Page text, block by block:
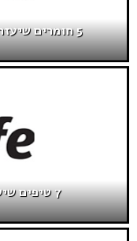
5 חומרים שיעזרו לשמור על טיפוח העור והגוף
7 טיפים שישפרו את איכות החיים שלך